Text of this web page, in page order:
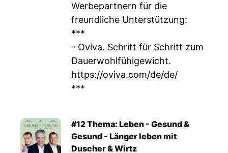
Werbepartnern für die
freundliche Unterstützung:
***
- Oviva. Schritt für Schritt zum
Dauerwohlfühlgewicht.
https://oviva.com/de/de/
***
#12 Thema: Leben - Gesund &
Gesund - Länger leben mit
Duscher & Wirtz